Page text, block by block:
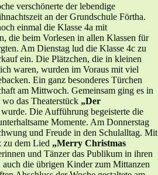
verschönerte der lebendige
an der Grundschule Förtha.
einmal die Klasse 4a mit
die beim Vorlesen in allen Klassen für
Am Dienstag lud die Klasse 4c zu
ein. Die Plätzchen, die in kleinen
waren, wurden im Voraus mit viel
Ein ganz besonderes Türchen
am Mittwoch. Gemeinsam ging es in
wo das Theaterstück „Der
wurde. Die Aufführung begeisterte die
Momente. Am Donnerstag
und Freude in den Schulalltag. Mit
zu dem Lied „Merry Christmas
und Tänzer das Publikum in ihren
die übrigen Kinder zum Mittanzen